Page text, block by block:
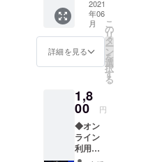
ホ壁紙
デー
タ：世
界観3種
セット
※こちら
の2点は
にてお
届けい
たしま
す。
2021
年06
月
詳細を見る
こ
の
リ
タ
ー
ン
を
選
択
す
る
1,8
00 円
◆オン
ライン
利用券3
か月分